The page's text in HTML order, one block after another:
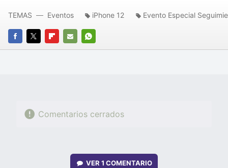
FACEBOOK
TWITTERFLIPBOARD
E-
WHATSAPP
TEMAS Eventos iPhone 12 Evento Especial
Comentarios cerrados
VER 1 COMENTARIO